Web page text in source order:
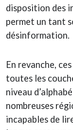
disposition des
permet un tant
désinformation.
En revanche,
toutes les
niveau
nombreuses
incapables de